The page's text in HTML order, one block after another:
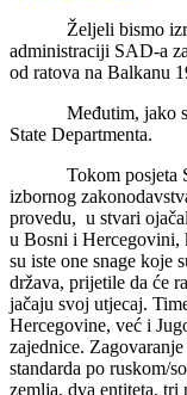
Željeli bismo
administraciji SAD-a
od ratova na Balkanu
Međutim, jako smo
State Departmenta.
Tokom posjeta
izbornog
provedu, u stvari
u Bosni i Hercegovini,
su iste one snage koje
država, prijetile da će
jačaju svoj utjecaj.
Hercegovine, već i
zajednice.
standarda po ruskom/
zemlja, dva entiteta, tri